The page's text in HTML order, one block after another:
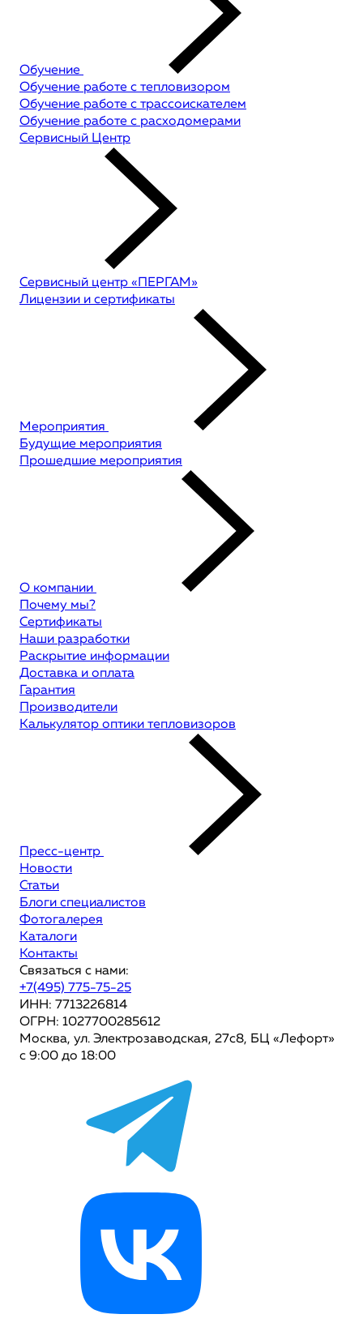
Обучение
Обучение работе с тепловизором
Обучение работе с трассоискателем
Обучение работе с расходомерами
Сервисный Центр
Сервисный центр «ПЕРГАМ»
Лицензии и сертификаты
Мероприятия
Будущие мероприятия
Прошедшие мероприятия
О компании
Почему мы?
Сертификаты
Наши разработки
Раскрытие информации
Доставка и оплата
Гарантия
Производители
Калькулятор оптики тепловизоров
Пресс-центр
Новости
Статьи
Блоги специалистов
Фотогалерея
Каталоги
Контакты
Связаться с нами:
+7(495) 775-75-25
ИНН: 7713226814
ОГРН: 1027700285612
Москва, ул. Электрозаводская, 27с8, БЦ «Лефорт»
с 9:00 до 18:00